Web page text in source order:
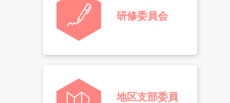
研修委員会
地区支部委員